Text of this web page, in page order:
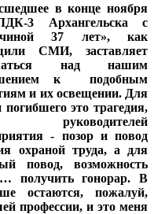
в конце ноября
3 Архангельска с
37 лет», как
СМИ, заставляет
над нашим
к подобным
и их освещении. Для
погибшего это трагедия,
руководителей
- позор и повод
охраной труда, а для
повод, возможность
получить гонорар. В
остаются, пожалуй,
профессии, и это меня